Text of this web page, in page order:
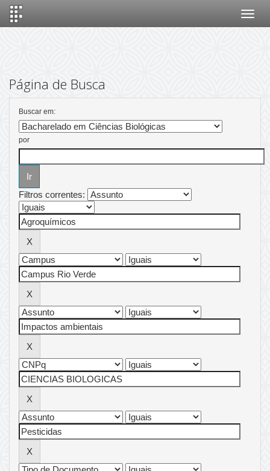
Página de Busca
Buscar em:
por
Filtros correntes: